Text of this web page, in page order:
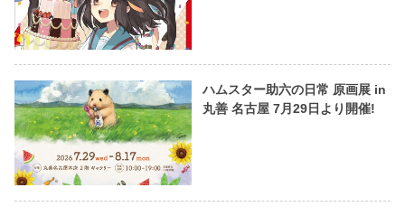
ハムスター助六の日常 原画展 in
丸善 名古屋 7月29日より開催!